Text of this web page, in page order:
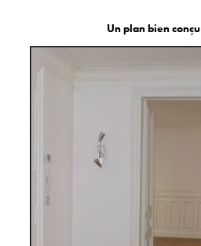
Un plan bien